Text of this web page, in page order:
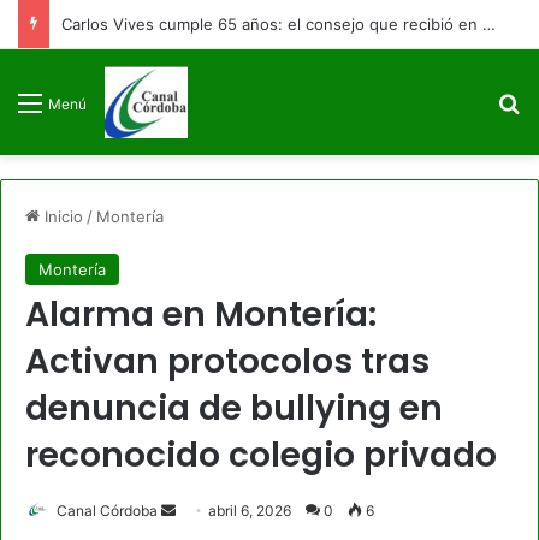
Carlos Vives cumple 65 años: el consejo que recibió en un bar de Bogotá y cambió la historia del vallenato
Menú
Inicio / Montería
Montería
Alarma en Montería:
Activan protocolos tras
denuncia de bullying en
reconocido colegio privado
Canal Córdoba
Sendabril 6, 2026 0 6